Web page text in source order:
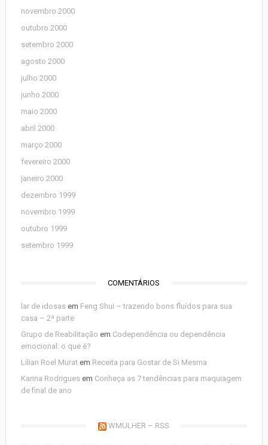
novembro 2000
outubro 2000
setembro 2000
agosto 2000
julho 2000
junho 2000
maio 2000
abril 2000
março 2000
fevereiro 2000
janeiro 2000
dezembro 1999
novembro 1999
outubro 1999
setembro 1999
COMENTÁRIOS
lar de idosasem Feng Shui – trazendo bons fluídos para sua
casa – 2ª parte
Grupo de Reabilitação em Codependência ou dependência
emocional: o que é?
Lilian Roel Muratem Receita para Gostar de Si Mesma
Karina Rodriguesem Conheça as 7 tendências para maquiagem
de final de ano
WMULHER – RSS